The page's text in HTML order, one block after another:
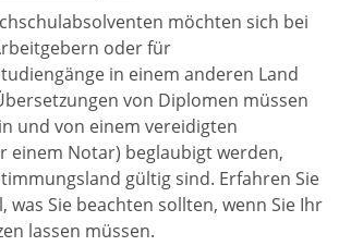
möchten sich bei
oder für
in einem anderen Land
von Diplomen müssen
und von einem vereidigten
einem Notar) beglaubigt werden,
gültig sind. Erfahren Sie
was Sie beachten sollten, wenn Sie Ihr
lassen müssen.